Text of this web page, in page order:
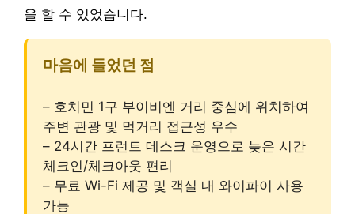
을 할 수 있었습니다.
마음에 들었던 점
– 호치민 1구 부이비엔 거리 중심에 위치하여
주변 관광 및 먹거리 접근성 우수
– 24시간 프런트 데스크 운영으로 늦은 시간
체크인/체크아웃 편리
– 무료 Wi-Fi 제공 및 객실 내 와이파이 사용
가능